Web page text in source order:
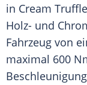
in Cream
Holz- und
Fahrzeug von
maximal 600